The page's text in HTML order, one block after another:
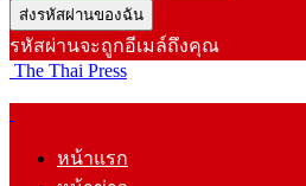
รหัสผ่านจะถูกอีเมล์ถึงคุณ
The Thai Press
หน้าแรก